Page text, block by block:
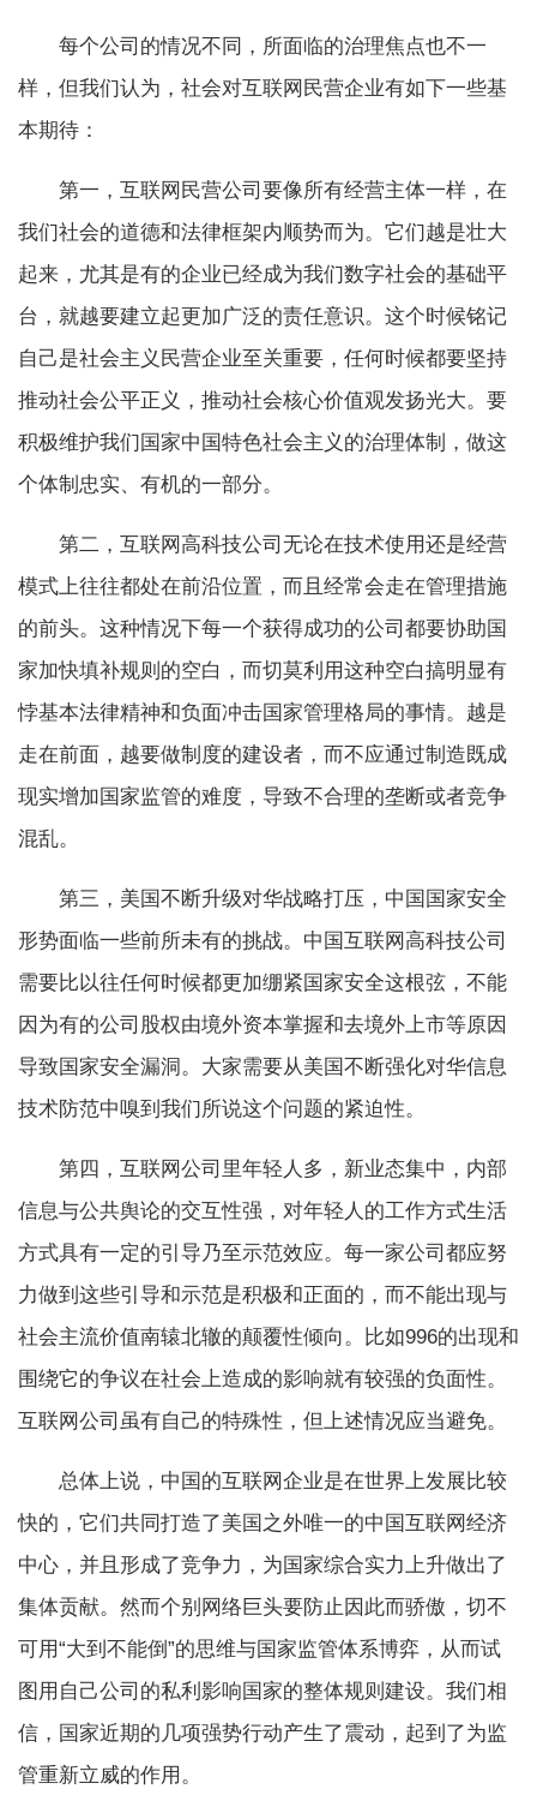
每个公司的情况不同，所面临的治理焦点也不一
样，但我们认为，社会对互联网民营企业有如下一些基
本期待：
第一，互联网民营公司要像所有经营主体一样，在
我们社会的道德和法律框架内顺势而为。它们越是壮大
起来，尤其是有的企业已经成为我们数字社会的基础平
台，就越要建立起更加广泛的责任意识。这个时候铭记
自己是社会主义民营企业至关重要，任何时候都要坚持
推动社会公平正义，推动社会核心价值观发扬光大。要
积极维护我们国家中国特色社会主义的治理体制，做这
个体制忠实、有机的一部分。
第二，互联网高科技公司无论在技术使用还是经营
模式上往往都处在前沿位置，而且经常会走在管理措施
的前头。这种情况下每一个获得成功的公司都要协助国
家加快填补规则的空白，而切莫利用这种空白搞明显有
悖基本法律精神和负面冲击国家管理格局的事情。越是
走在前面，越要做制度的建设者，而不应通过制造既成
现实增加国家监管的难度，导致不合理的垄断或者竞争
混乱。
第三，美国不断升级对华战略打压，中国国家安全
形势面临一些前所未有的挑战。中国互联网高科技公司
需要比以往任何时候都更加绷紧国家安全这根弦，不能
因为有的公司股权由境外资本掌握和去境外上市等原因
导致国家安全漏洞。大家需要从美国不断强化对华信息
技术防范中嗅到我们所说这个问题的紧迫性。
第四，互联网公司里年轻人多，新业态集中，内部
信息与公共舆论的交互性强，对年轻人的工作方式生活
方式具有一定的引导乃至示范效应。每一家公司都应努
力做到这些引导和示范是积极和正面的，而不能出现与
社会主流价值南辕北辙的颠覆性倾向。比如996的出现和
围绕它的争议在社会上造成的影响就有较强的负面性。
互联网公司虽有自己的特殊性，但上述情况应当避免。
总体上说，中国的互联网企业是在世界上发展比较
快的，它们共同打造了美国之外唯一的中国互联网经济
中心，并且形成了竞争力，为国家综合实力上升做出了
集体贡献。然而个别网络巨头要防止因此而骄傲，切不
可用“大到不能倒”的思维与国家监管体系博弈，从而试
图用自己公司的私利影响国家的整体规则建设。我们相
信，国家近期的几项强势行动产生了震动，起到了为监
管重新立威的作用。